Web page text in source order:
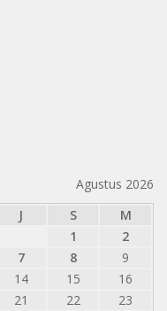
Agustus 2026
J S
M
1
2
7 8
9
14 15
16
21 22
23